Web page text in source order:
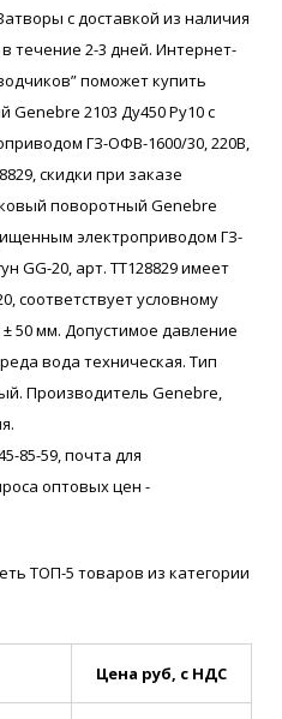
с доставкой из наличия
течение 2-3 дней. Интернет-
поможет купить
2103 Ду450 Ру10 с
ГЗ-ОФВ-1600/30, 220В,
скидки при заказе
поворотный Genebre
электроприводом ГЗ-
GG-20, арт. ТТ128829 имеет
соответствует условному
50 мм. Допустимое давление
вода техническая. Тип
Производитель Genebre,
85-59, почта для
оптовых цен -
ТОП-5 товаров из категории
Цена руб, с НДС